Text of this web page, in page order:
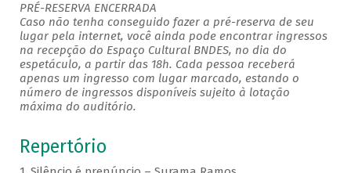
PRÉ-RESERVA ENCERRADA
Caso não tenha conseguido fazer a pré-reserva de seu
lugar pela internet, você ainda pode encontrar ingressos
na recepção do Espaço Cultural BNDES, no dia do
espetáculo, a partir das 18h. Cada pessoa receberá
apenas um ingresso com lugar marcado, estando o
número de ingressos disponíveis sujeito à lotação
máxima do auditório.
Repertório